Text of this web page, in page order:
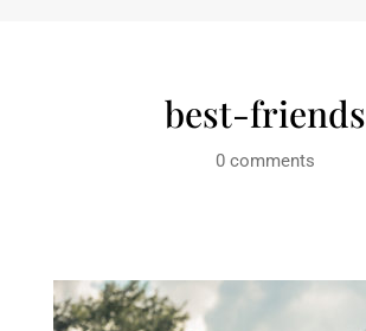
best-friends
0 comments